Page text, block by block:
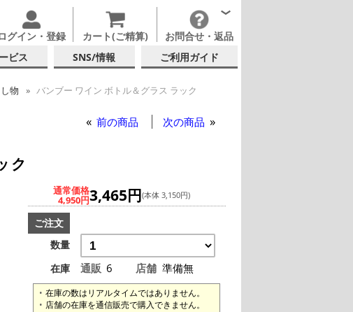
グイン・登録 カート(ご精算) お問合せ・返品
ビス SNS/情報 ご利用ガイド
物
バンブー ワイン ボトル＆グラス ラック
前の商品 次の商品
ク
通常価格
4,950円3,465円(本体 3,150円)
ご注文
数量
在庫
通販 6 店舗 準備無
在庫の数はリアルタイムではありません。
店舗の在庫を通信販売で購入できません。